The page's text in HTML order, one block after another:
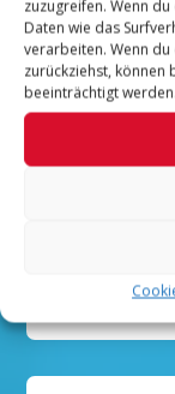
zuzugreifen. Wenn
Daten wie das
verarbeiten. Wenn
zurückziehst, können
beeinträchtigt werden.